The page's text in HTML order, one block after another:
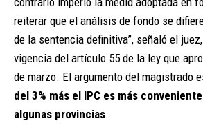
reiterar que el análisis de fondo se
de la sentencia definitiva”, señaló el
vigencia del artículo 55 de la ley que
de marzo. El argumento del magistrado
del 3% más el IPC es más
algunas provincias.